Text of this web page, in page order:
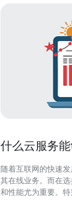
什么云服务
随着互联网的快速
其在线业务。而在
和性能尤为重要。